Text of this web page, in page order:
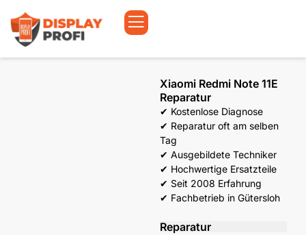
Xiaomi Redmi Note 11E
Reparatur
✔ Kostenlose Diagnose
✔ Reparatur oft am selben
Tag
✔ Ausgebildete Techniker
✔ Hochwertige Ersatzteile
✔ Seit 2008 Erfahrung
✔ Fachbetrieb in Gütersloh
Reparatur